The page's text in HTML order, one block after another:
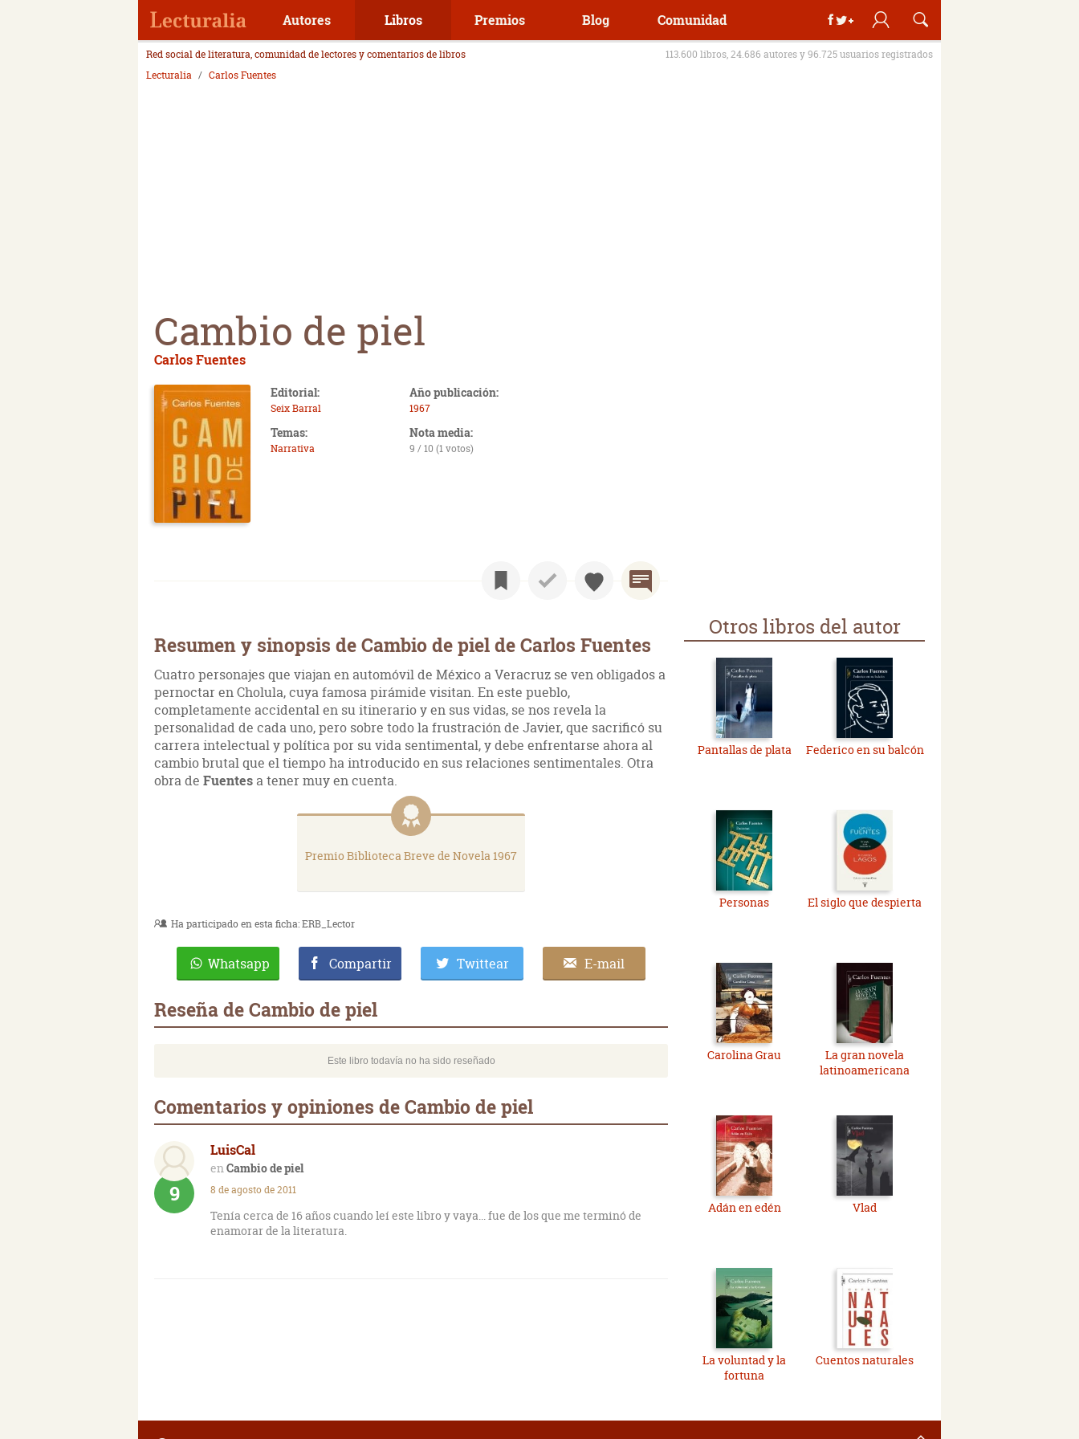
Autores Libros Premios Blog Comunidad
Red social de literatura, comunidad de lectores y comentarios de libros
113.600 libros, 24.686 autores y 96.725 usuarios registrados
Lecturalia
Carlos Fuentes
Cambio de piel
Carlos Fuentes
Editorial:
Seix Barral
Año publicación:
1967
Temas:
Narrativa
Nota media:
9 / 10 (1 votos)
Resumen y sinopsis de Cambio de piel de Carlos Fuentes
Cuatro personajes que viajan en automóvil de México a Veracruz se ven obligados a
pernoctar en Cholula, cuya famosa pirámide visitan. En este pueblo,
completamente accidental en su itinerario y en sus vidas, se nos revela la
personalidad de cada uno, pero sobre todo la frustración de Javier, que sacrificó su
carrera intelectual y política por su vida sentimental, y debe enfrentarse ahora al
cambio brutal que el tiempo ha introducido en sus relaciones sentimentales. Otra
obra de Fuentes a tener muy en cuenta.
Premio Biblioteca Breve de Novela 1967
Ha participado en esta ficha:ERB_Lector
Whatsapp Compartir Twittear E-mail
Reseña de Cambio de piel
Este libro todavía no ha sido reseñado
Comentarios y opiniones de Cambio de piel
LuisCal
Cambio de piel
9 8 de agosto de 2011
Tenía cerca de 16 años cuando leí este libro y vaya... fue de los que me terminó de
enamorar de la literatura.
Otros libros del autor
Pantallas de plata Federico en su balcón
Personas El siglo que despierta
Carolina Grau
La gran novela
latinoamericana
Adán en edén Vlad
La voluntad y la
fortuna
Cuentos naturales